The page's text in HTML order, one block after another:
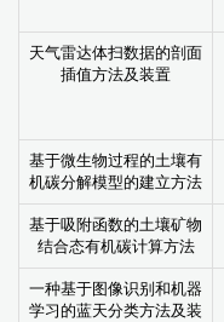
天气雷达体扫数据的剖面
插值方法及装置
基于微生物过程的土壤有
机碳分解模型的建立方法
基于吸附函数的土壤矿物
结合态有机碳计算方法
一种基于图像识别和机器
学习的蓝天分类方法及装